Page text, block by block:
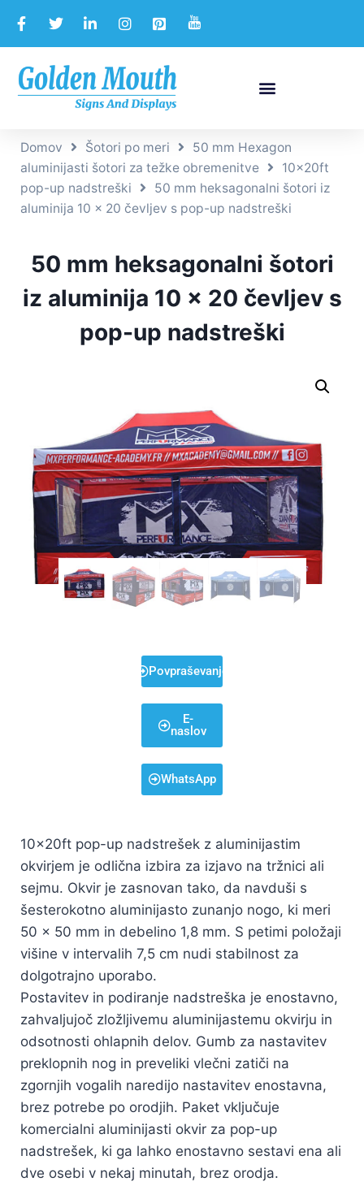
Domov Šotori po meri
50 mm Hexagon
aluminijasti šotori za težke obremenitve
10x20ft
pop-up nadstreški
50 mm heksagonalni šotori iz
aluminija 10 x 20 čevljev s pop-up nadstreški
50 mm heksagonalni šotori
iz aluminija 10 x 20 čevljev s
pop-up nadstreški
Povpraševanje
E-
naslov
WhatsApp
10x20ft pop-up nadstrešek z aluminijastim
okvirjem je odlična izbira za izjavo na tržnici ali
sejmu. Okvir je zasnovan tako, da navduši s
šesterokotno aluminijasto zunanjo nogo, ki meri
50 x 50 mm in debelino 1,8 mm. S petimi položaji
višine v intervalih 7,5 cm nudi stabilnost za
dolgotrajno uporabo.
Postavitev in podiranje nadstreška je enostavno,
zahvaljujoč zložljivemu aluminijastemu okvirju in
odsotnosti ohlapnih delov. Gumb za nastavitev
preklopnih nog in preveliki vlečni zatiči na
zgornjih vogalih naredijo nastavitev enostavna,
brez potrebe po orodjih. Paket vključuje
komercialni aluminijasti okvir za pop-up
nadstrešek, ki ga lahko enostavno sestavi ena ali
dve osebi v nekaj minutah, brez orodja.